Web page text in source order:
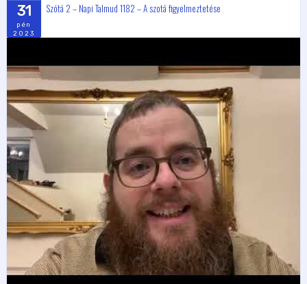
31
pén
2023
Szótá 2 – Napi Talmud 1182 – A szotá figyelmeztetése